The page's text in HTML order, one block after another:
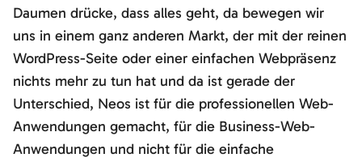
Daumen drücke, dass alles geht, da bewegen wir
uns in einem ganz anderen Markt, der mit der reinen
WordPress-Seite oder einer einfachen Webpräsenz
nichts mehr zu tun hat und da ist gerade der
Unterschied, Neos ist für die professionellen Web-
Anwendungen gemacht, für die Business-Web-
Anwendungen und nicht für die einfache